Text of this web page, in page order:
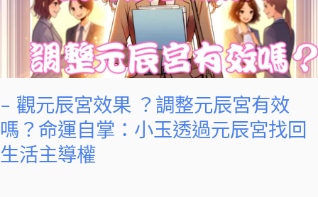
– 觀元辰宮效果 ？調整元辰宮有效
嗎？命運自掌：小玉透過元辰宮找回
生活主導權
整
宮
有